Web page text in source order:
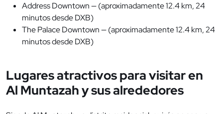
Address Downtown — (aproximadamente 12.4 km, 24
minutos desde DXB)
The Palace Downtown — (aproximadamente 12.4 km, 24
minutos desde DXB)
Lugares atractivos para visitar en
Al Muntazah y sus alrededores